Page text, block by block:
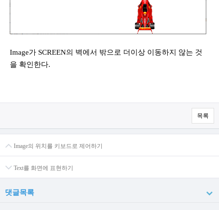
Image가 SCREEN의 벽에서 밖으로 더이상 이동하지 않는 것
을 확인한다.
목록
Image의 위치를 키보드로 제어하기
Text를 화면에 표현하기
댓글목록